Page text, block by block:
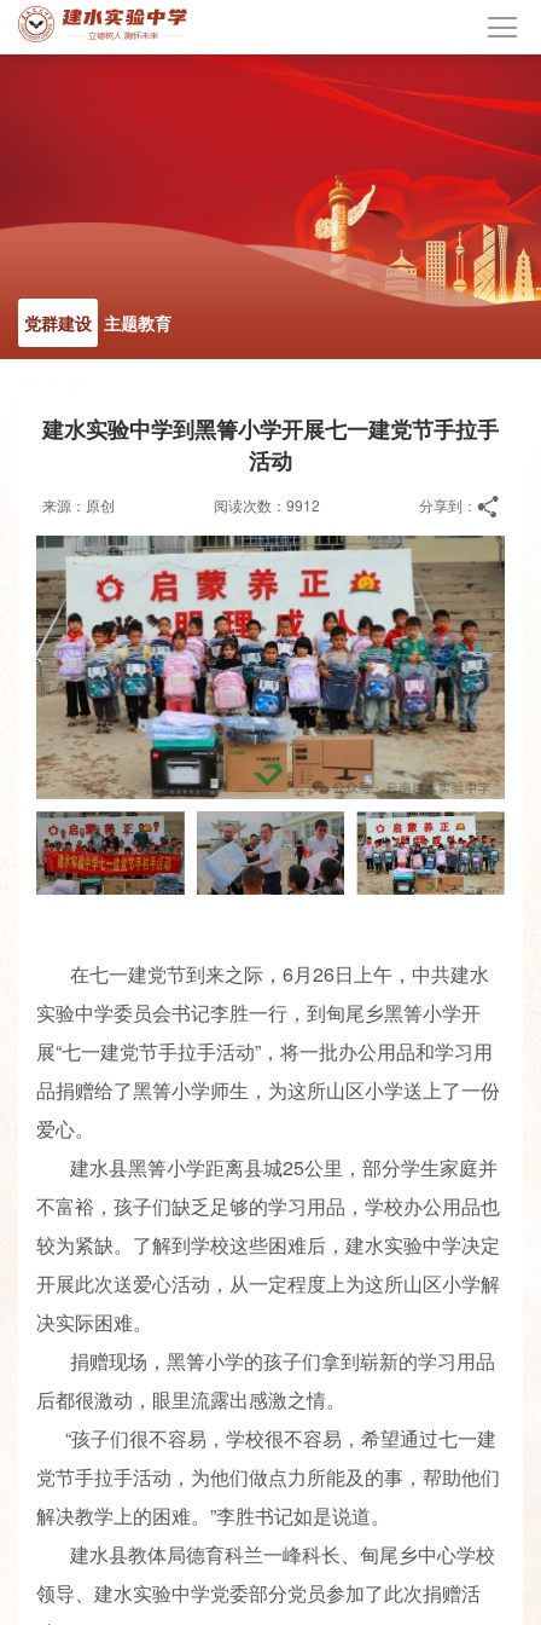
党群建设 主题教育
建水实验中学到黑箐小学开展七一建党节手拉手
活动
来源：原创 阅读次数：9912 分享到：
在七一建党节到来之际，6月26日上午，中共建水
实验中学委员会书记李胜一行，到甸尾乡黑箐小学开
展“七一建党节手拉手活动”，将一批办公用品和学习用
品捐赠给了黑箐小学师生，为这所山区小学送上了一份
爱心。
建水县黑箐小学距离县城25公里，部分学生家庭并
不富裕，孩子们缺乏足够的学习用品，学校办公用品也
较为紧缺。了解到学校这些困难后，建水实验中学决定
开展此次送爱心活动，从一定程度上为这所山区小学解
决实际困难。
捐赠现场，黑箐小学的孩子们拿到崭新的学习用品
后都很激动，眼里流露出感激之情。
“孩子们很不容易，学校很不容易，希望通过七一建
党节手拉手活动，为他们做点力所能及的事，帮助他们
解决教学上的困难。”李胜书记如是说道。
建水县教体局德育科兰一峰科长、甸尾乡中心学校
领导、建水实验中学党委部分党员参加了此次捐赠活